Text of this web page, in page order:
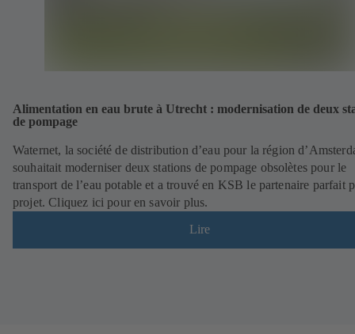
Alimentation en eau brute à Utrecht : modernisation de deux
de pompage
Waternet, la société de distribution d’eau pour la région
souhaitait moderniser deux stations de pompage obsolètes pour le
transport de l’eau potable et a trouvé en KSB le partenaire parfait
projet. Cliquez ici pour en savoir plus.
Lire